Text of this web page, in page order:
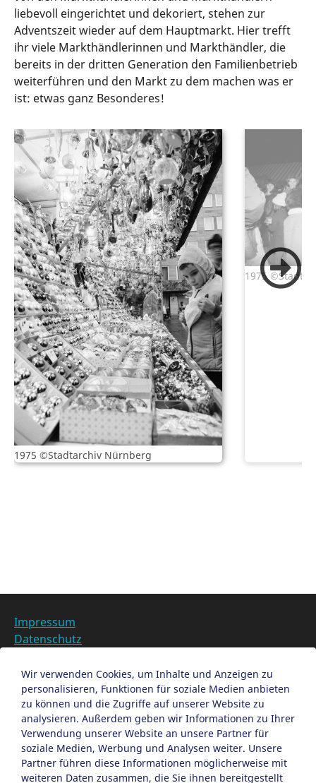
liebevoll eingerichtet und dekoriert, stehen zur
Adventszeit wieder auf dem Hauptmarkt. Hier trefft
ihr viele Markthändlerinnen und Markthändler, die
bereits in der dritten Generation den Familienbetrieb
weiterführen und den Markt zu dem machen was er
ist: etwas ganz Besonderes!
1975 ©Stadtarchiv Nürnberg
1975
Impressum
Datenschutz
Datenschutzeinstellungen anpassen
EN
Ein Projekt der Congress- und Tourismus-Zentrale
Nürnberg
Wir verwenden Cookies, um Inhalte und Anzeigen zu
personalisieren, Funktionen für soziale Medien anbieten
zu können und die Zugriffe auf unserer Website zu
analysieren. Außerdem geben wir Informationen zu Ihrer
Verwendung unserer Website an unsere Partner für
soziale Medien, Werbung und Analysen weiter. Unsere
Partner führen diese Informationen möglicherweise mit
weiteren Daten zusammen, die Sie ihnen bereitgestellt